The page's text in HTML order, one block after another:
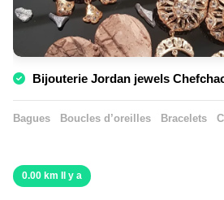
Bijouterie Jordan jewels
Bagues Boucles d’oreilles Bracelets
0.00 km Il y a